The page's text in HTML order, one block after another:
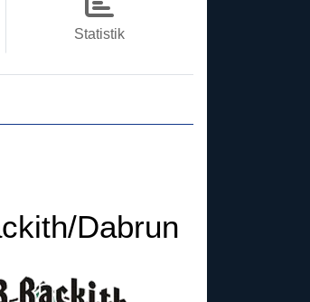
Statistik
Dabrun